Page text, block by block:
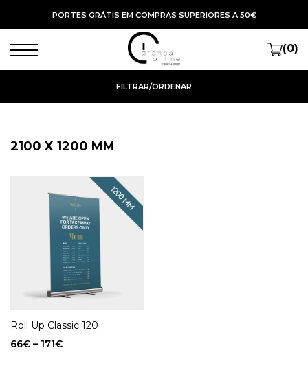
PORTES GRÁTIS EM COMPRAS SUPERIORES A 50€
(0)
FILTRAR/ORDENAR
2100 X 1200 MM
Roll Up Classic 120
66€ – 171€